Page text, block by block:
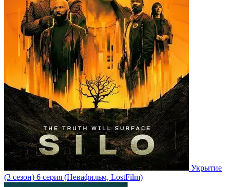
Укрытие
(3 сезон) 6 серия (Невафильм, LostFilm)